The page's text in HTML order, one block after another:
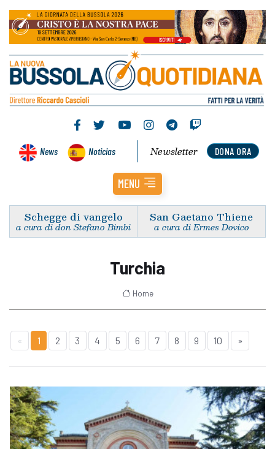
News Noticias DONA ORA
Newsletter
MENU
Schegge di vangelo
a cura di don Stefano Bimbi
San Gaetano Thiene
a cura di Ermes Dovico
Turchia
Home
« 1 2 3 4 5 6 7 8 9 10 »